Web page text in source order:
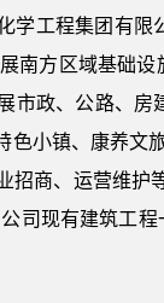
学工程集团有
南方区域基础
市政、公路、
小镇、康养文
招商、运营维
司现有建筑工